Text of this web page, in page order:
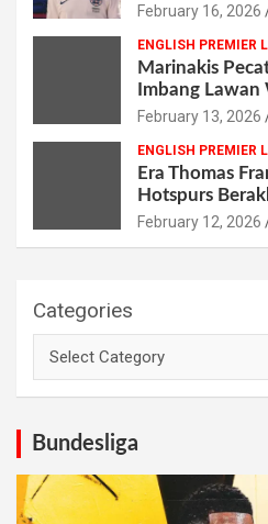
February 16, 2026
ENGLISH PREMIER
Marinakis
Imbang Lawan
February 13, 2026
ENGLISH PREMIER
Era Thomas
Hotspurs
February 12, 2026
Categories
Bundesliga